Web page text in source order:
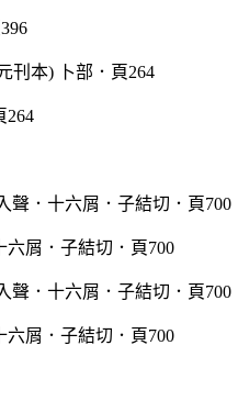
264
六屑．子結切．頁700
六屑．子結切．頁700